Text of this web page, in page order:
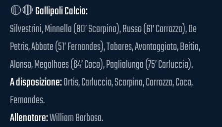
🟡🔴Gallipoli Calcio:
Silvestrini, Minnella (80’ Scarpina), Russo (61’ Carrozza), De
Petris, Abbate (51’ Fernandes), Tabares, Avantaggiato, Beitia,
Alonso, Megalhaes (64’ Coco), Paglialunga (75’ Carluccio).
A disposizione:Ortis, Carluccio, Scarpina, Carrozza, Coco,
Fernandes.
Allenatore:William Barbosa.